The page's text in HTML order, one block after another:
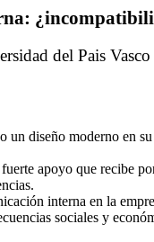
del Pais Vasco
diseño moderno en
apoyo que recibe
interna en la
sociales y